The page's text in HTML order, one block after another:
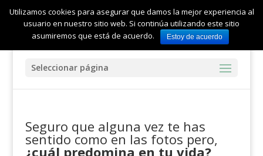
Seleccionar página
Seguro que alguna vez te has
sentido como en las fotos pero,
¿cuál predomina en tu vida?
Utilizamos cookies para asegurar que damos la mejor experiencia al
usuario en nuestro sitio web. Si continúa utilizando este sitio
asumiremos que está de acuerdo.
Estoy de acuerdo